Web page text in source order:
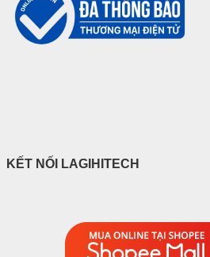
KẾT NỐI LAGIHITECH